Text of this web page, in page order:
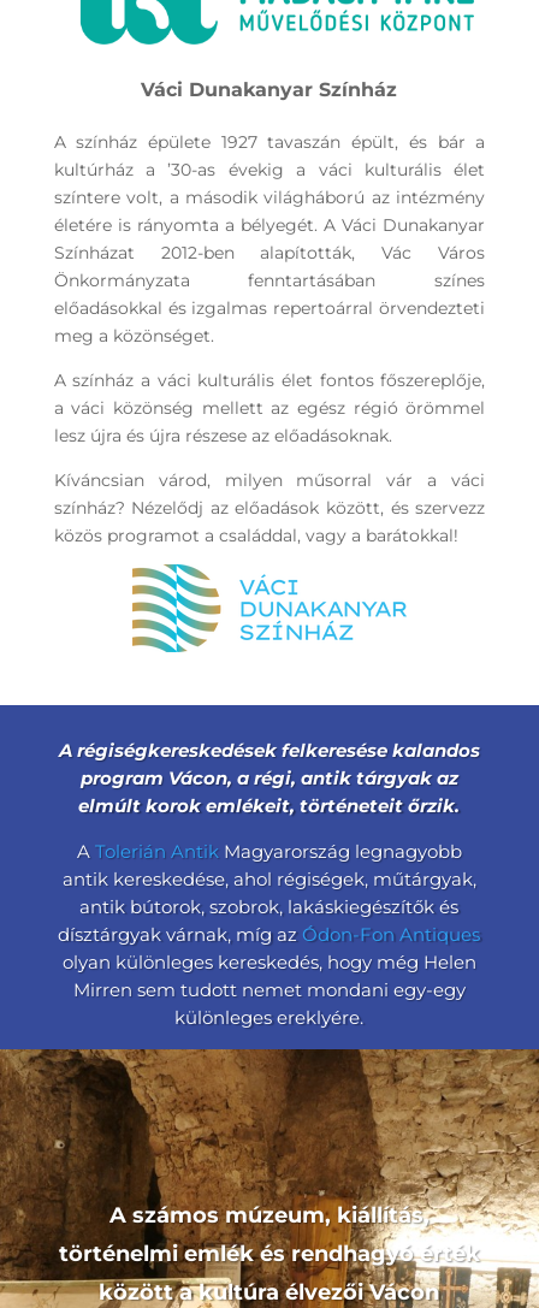
Váci Dunakanyar Színház
A színház épülete 1927 tavaszán épült, és bár a
kultúrház a ’30-as évekig a váci kulturális élet
színtere volt, a második világháború az intézmény
életére is rányomta a bélyegét. A Váci Dunakanyar
Színházat 2012-ben alapították, Vác Város
Önkormányzata fenntartásában színes
előadásokkal és izgalmas repertoárral örvendezteti
meg a közönséget.
A színház a váci kulturális élet fontos főszereplője,
a váci közönség mellett az egész régió örömmel
lesz újra és újra részese az előadásoknak.
Kíváncsian várod, milyen műsorral vár a váci
színház? Nézelődj az előadások között, és szervezz
közös programot a családdal, vagy a barátokkal!
A régiségkereskedések felkeresése kalandos
program Vácon, a régi, antik tárgyak az
elmúlt korok emlékeit, történeteit őrzik.
A Tolerián AntikMagyarország legnagyobb
antik kereskedése, ahol régiségek, műtárgyak,
antik bútorok, szobrok, lakáskiegészítők és
dísztárgyak várnak, míg az Ódon-Fon Antiques
olyan különleges kereskedés, hogy még Helen
Mirren sem tudott nemet mondani egy-egy
különleges ereklyére.
A számos múzeum, kiállítás,
történelmi emlék és rendhagyó érték
között a kultúra élvezői Vácon